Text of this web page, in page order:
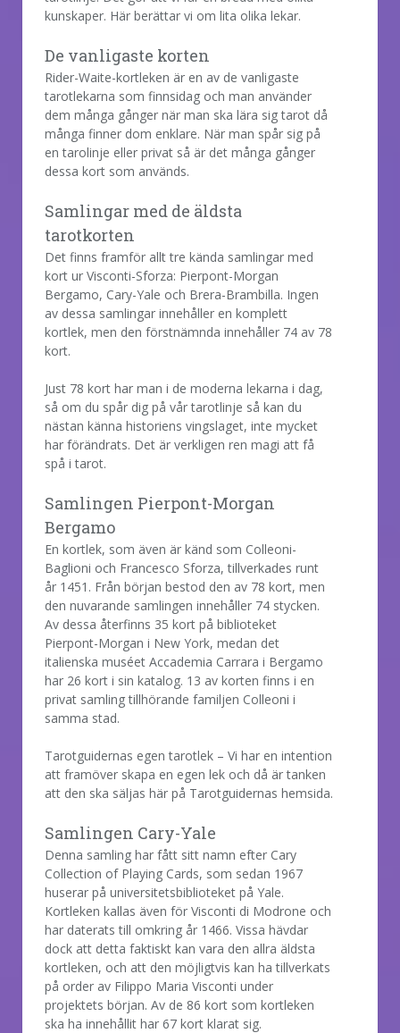
kunskaper. Här berättar vi om lita olika lekar.
De vanligaste korten
Rider-Waite-kortleken är en av de vanligaste
tarotlekarna som finnsidag och man använder
dem många gånger när man ska lära sig tarot då
många finner dom enklare. När man spår sig på
en tarolinje eller privat så är det många gånger
dessa kort som används.
Samlingar med de äldsta
tarotkorten
Det finns framför allt tre kända samlingar med
kort ur Visconti-Sforza: Pierpont-Morgan
Bergamo, Cary-Yale och Brera-Brambilla. Ingen
av dessa samlingar innehåller en komplett
kortlek, men den förstnämnda innehåller 74 av 78
kort.
Just 78 kort har man i de moderna lekarna i dag,
så om du spår dig på vår tarotlinje så kan du
nästan känna historiens vingslaget, inte mycket
har förändrats. Det är verkligen ren magi att få
spå i tarot.
Samlingen Pierpont-Morgan
Bergamo
En kortlek, som även är känd som Colleoni-
Baglioni och Francesco Sforza, tillverkades runt
år 1451. Från början bestod den av 78 kort, men
den nuvarande samlingen innehåller 74 stycken.
Av dessa återfinns 35 kort på biblioteket
Pierpont-Morgan i New York, medan det
italienska muséet Accademia Carrara i Bergamo
har 26 kort i sin katalog. 13 av korten finns i en
privat samling tillhörande familjen Colleoni i
samma stad.
Tarotguidernas egen tarotlek – Vi har en intention
att framöver skapa en egen lek och då är tanken
att den ska säljas här på Tarotguidernas hemsida.
Samlingen Cary-Yale
Denna samling har fått sitt namn efter Cary
Collection of Playing Cards, som sedan 1967
huserar på universitetsbiblioteket på Yale.
Kortleken kallas även för Visconti di Modrone och
har daterats till omkring år 1466. Vissa hävdar
dock att detta faktiskt kan vara den allra äldsta
kortleken, och att den möjligtvis kan ha tillverkats
på order av Filippo Maria Visconti under
projektets början. Av de 86 kort som kortleken
ska ha innehållit har 67 kort klarat sig.